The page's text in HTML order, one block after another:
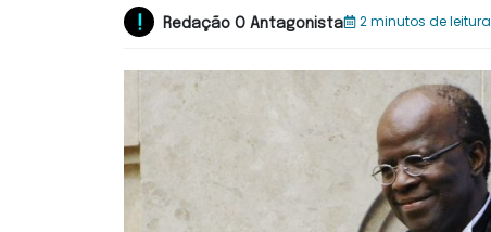
Redação O Antagonista 2 minutos de leitura